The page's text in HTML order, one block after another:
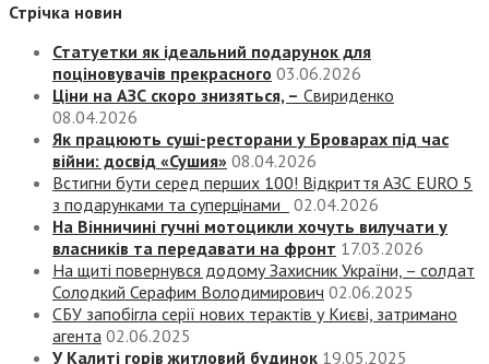
Стрічка новин
Статуетки як ідеальний подарунок для
поціновувачів прекрасного 03.06.2026
Ціни на АЗС скоро знизяться, – Свириденко
08.04.2026
Як працюють суші-ресторани у Броварах під час
війни: досвід «Сушия» 08.04.2026
Встигни бути серед перших 100! Відкриття АЗС EURO 5
з подарунками та суперцінами
02.04.2026
На Вінничині гучні мотоцикли хочуть вилучати у
власників та передавати на фронт 17.03.2026
На щиті повернувся додому Захисник України, – солдат
Солодкий Серафим Володимирович 02.06.2025
СБУ запобігла серії нових терактів у Києві, затримано
агента 02.06.2025
У Калиті горів житловий будинок 19.05.2025